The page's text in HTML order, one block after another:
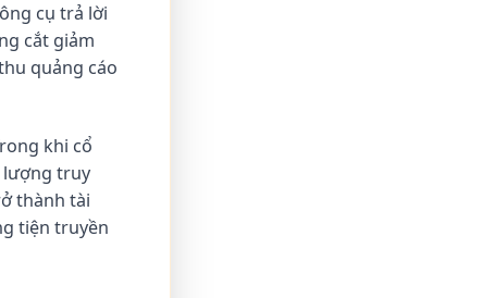
cụ trả lời
cắt giảm
quảng cáo
khi cổ
lượng truy
thành tài
tiện truyền